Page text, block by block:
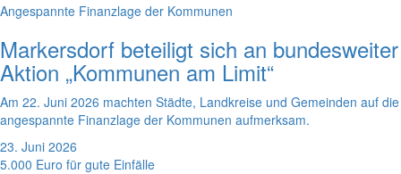
Angespannte Finanzlage der Kommunen
Markersdorf beteiligt sich an bundesweiter
Aktion „Kommunen am Limit“
Am 22. Juni 2026 machten Städte, Landkreise und Gemeinden auf die
angespannte Finanzlage der Kommunen aufmerksam.
23. Juni 2026
5.000 Euro für gute Einfälle